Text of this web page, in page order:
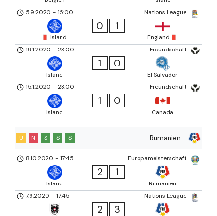
Nations League
5.9.2020 - 15:00
Island
0 1
England
Freundschaft
19.1.2020 - 23:00
Island
1 0
El Salvador
Freundschaft
15.1.2020 - 23:00
Island
1 0
Canada
Rumänien
U N S S S
Europameisterschaft
8.10.2020 - 17:45
Island
2 1
Rumänien
Nations League
7.9.2020 - 17:45
2 3